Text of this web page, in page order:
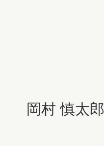
岡村 慎太郎